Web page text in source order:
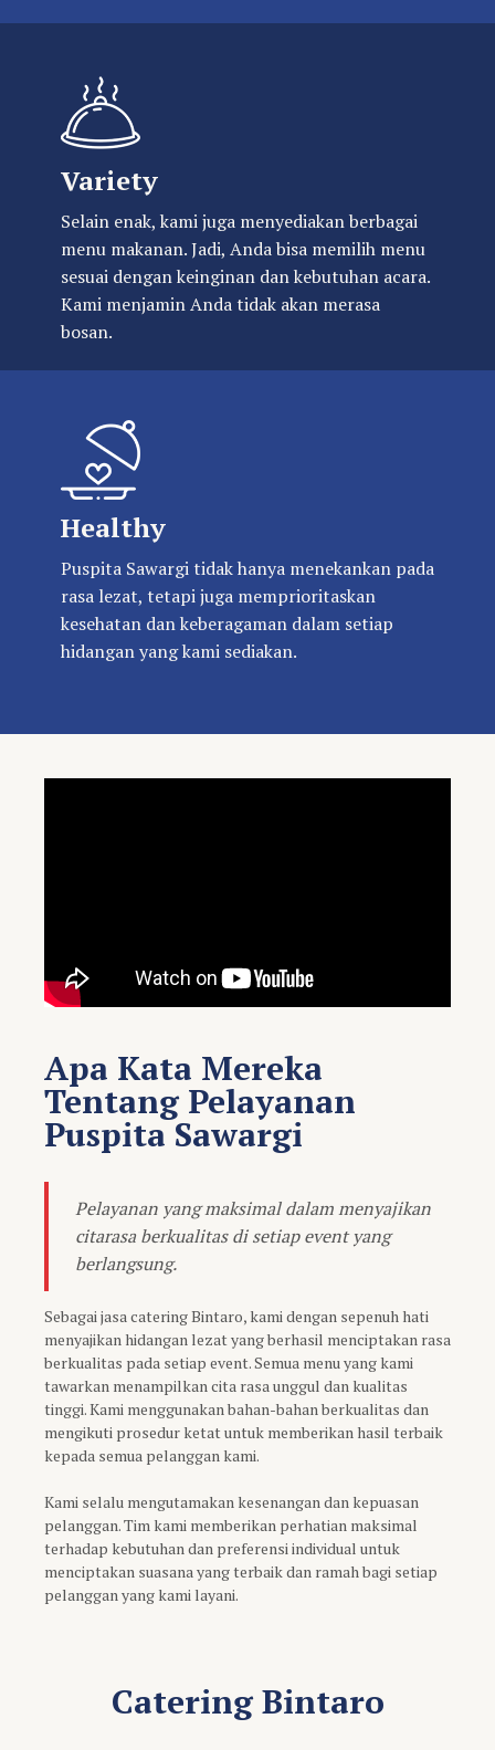
Variety
Selain enak, kami juga menyediakan berbagai
menu makanan. Jadi, Anda bisa memilih menu
sesuai dengan keinginan dan kebutuhan acara.
Kami menjamin Anda tidak akan merasa
bosan.
Healthy
Puspita Sawargi tidak hanya menekankan pada
rasa lezat, tetapi juga memprioritaskan
kesehatan dan keberagaman dalam setiap
hidangan yang kami sediakan.
Apa Kata Mereka
Tentang Pelayanan
Puspita Sawargi
Pelayanan yang maksimal dalam menyajikan
citarasa berkualitas di setiap event yang
berlangsung.
Sebagai jasa catering Bintaro, kami dengan sepenuh hati
menyajikan hidangan lezat yang berhasil menciptakan rasa
berkualitas pada setiap event. Semua menu yang kami
tawarkan menampilkan cita rasa unggul dan kualitas
tinggi. Kami menggunakan bahan-bahan berkualitas dan
mengikuti prosedur ketat untuk memberikan hasil terbaik
kepada semua pelanggan kami.
Kami selalu mengutamakan kesenangan dan kepuasan
pelanggan. Tim kami memberikan perhatian maksimal
terhadap kebutuhan dan preferensi individual untuk
menciptakan suasana yang terbaik dan ramah bagi setiap
pelanggan yang kami layani.
Catering Bintaro